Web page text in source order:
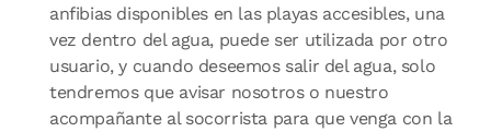
anfibias disponibles en las playas accesibles, una
vez dentro del agua, puede ser utilizada por otro
usuario, y cuando deseemos salir del agua, solo
tendremos que avisar nosotros o nuestro
acompañante al socorrista para que venga con la